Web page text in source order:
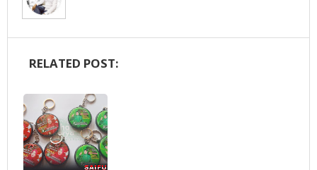
RELATED POST: